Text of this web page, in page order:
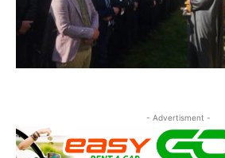
- Advertisment -